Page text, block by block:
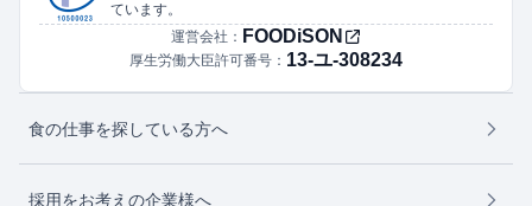
ています。
運営会社： FOODiSON
厚生労働大臣許可番号： 13-ユ-308234
食の仕事を探している方へ
採用をお考えの企業様へ